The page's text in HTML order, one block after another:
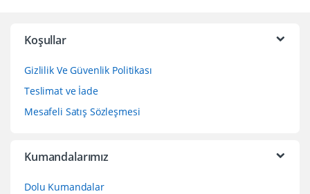
Koşullar
Gizlilik Ve Güvenlik Politikası
Teslimat ve İade
Mesafeli Satış Sözleşmesi
Kumandalarımız
Dolu Kumandalar